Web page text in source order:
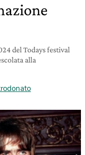
del Todays festival
alla